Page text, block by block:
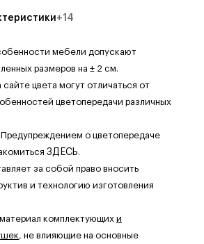
+14
мебели допускают
размеров на ± 2 см.
цвета могут отличаться от
цветопередачи различных
о цветопередаче
ЗДЕСЬ.
за собой право вносить
и технологию изготовления
материал комплектующих и
, не влияющие на основные